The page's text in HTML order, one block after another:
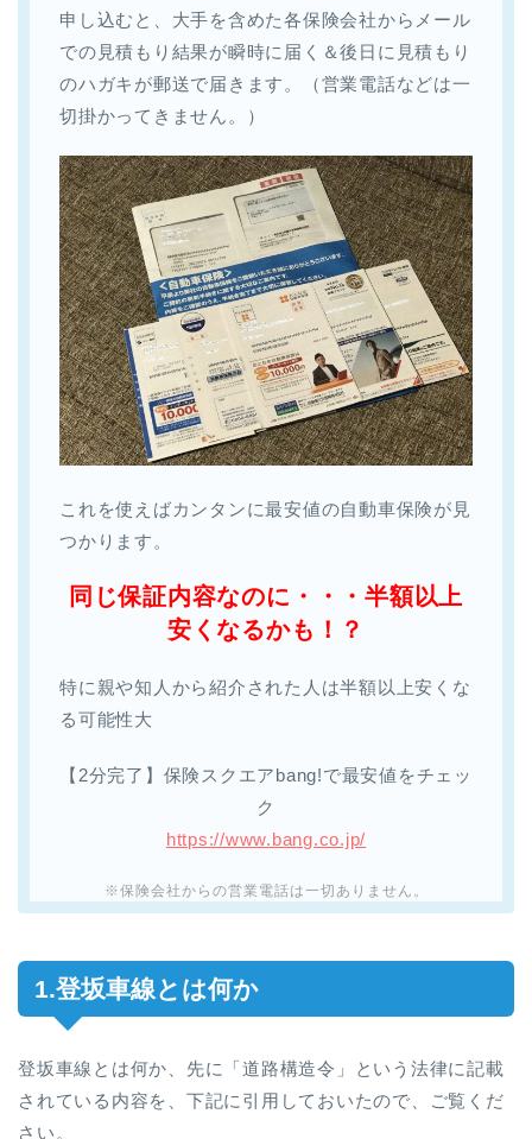
申し込むと、大手を含めた各保険会社からメール
での見積もり結果が瞬時に届く＆後日に見積もり
のハガキが郵送で届きます。（営業電話などは一
切掛かってきません。）
これを使えばカンタンに最安値の自動車保険が見
つかります。
同じ保証内容なのに・・・半額以上
安くなるかも！？
特に親や知人から紹介された人は半額以上安くな
る可能性大
【2分完了】保険スクエアbang!で最安値をチェッ
ク
https://www.bang.co.jp/
※保険会社からの営業電話は一切ありません。
1.登坂車線とは何か
登坂車線とは何か、先に「道路構造令」という法律に記載
されている内容を、下記に引用しておいたので、ご覧くだ
さい。